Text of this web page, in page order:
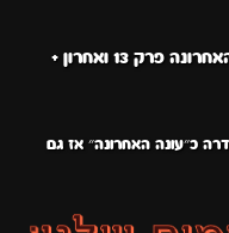
גולדן קמואי העונה האחרונה פרק 13 ואחרון +
כ״עונה האחרונה״ אז גם